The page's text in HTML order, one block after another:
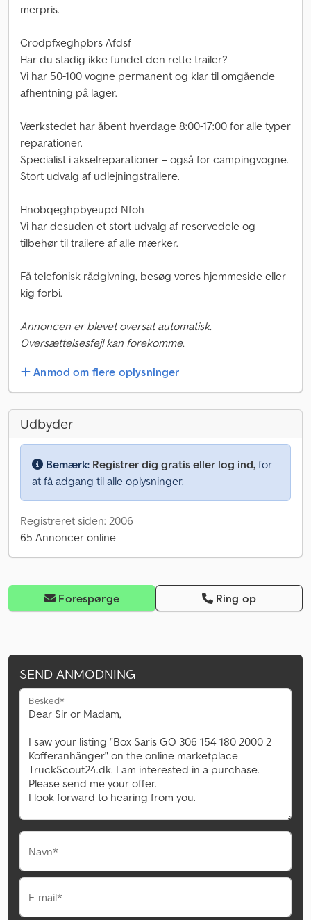
merpris.
Crodpfxeghpbrs Afdsf
Har du stadig ikke fundet den rette trailer?
Vi har 50-100 vogne permanent og klar til omgående
afhentning på lager.
Værkstedet har åbent hverdage 8:00-17:00 for alle typer
reparationer.
Specialist i akselreparationer – også for campingvogne.
Stort udvalg af udlejningstrailere.
Hnobqeghpbyeupd Nfoh
Vi har desuden et stort udvalg af reservedele og
tilbehør til trailere af alle mærker.
Få telefonisk rådgivning, besøg vores hjemmeside eller
kig forbi.
Annoncen er blevet oversat automatisk.
Oversættelsesfejl kan forekomme.
Anmod om flere oplysninger
Udbyder
Bemærk: Registrer dig gratis eller log ind, for
at få adgang til alle oplysninger.
Registreret siden: 2006
65 Annoncer online
Forespørge Ring op
SEND ANMODNING
Besked*
Navn*
E-mail*